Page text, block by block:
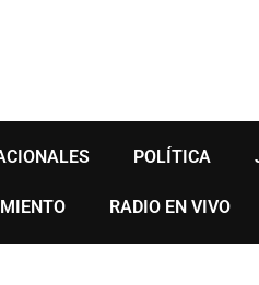
POLÍTICA
RADIO EN VIVO